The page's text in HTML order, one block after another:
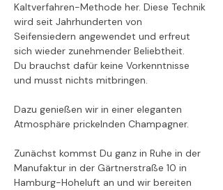
Kaltverfahren-Methode her. Diese Technik
wird seit Jahrhunderten von
Seifensiedern angewendet und erfreut
sich wieder zunehmender Beliebtheit.
Du brauchst dafür keine Vorkenntnisse
und musst nichts mitbringen.
Dazu genießen wir in einer eleganten
Atmosphäre prickelnden Champagner.
Zunächst kommst Du ganz in Ruhe in der
Manufaktur in der Gärtnerstraße 10 in
Hamburg-Hoheluft an und wir bereiten